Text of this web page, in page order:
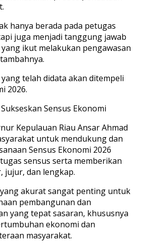
hanya berada pada petugas
juga menjadi tanggung jawab
ikut melakukan pengawasan
telah didata akan ditempeli
2026.
Sensus Ekonomi
Kepulauan Riau Ansar Ahmad
untuk mendukung dan
Sensus Ekonomi 2026
sensus serta memberikan
jujur, dan lengkap.
akurat sangat penting untuk
pembangunan dan
yang tepat sasaran, khususnya
ekonomi dan
masyarakat.